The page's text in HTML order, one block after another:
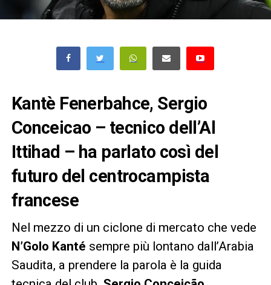
Kantè Fenerbahce, Sergio
Conceicao – tecnico dell’Al
Ittihad – ha parlato così del
futuro del centrocampista
francese
Nel mezzo di un ciclone di mercato che vede
N’Golo Kanté sempre più lontano dall’Arabia
Saudita, a prendere la parola è la guida